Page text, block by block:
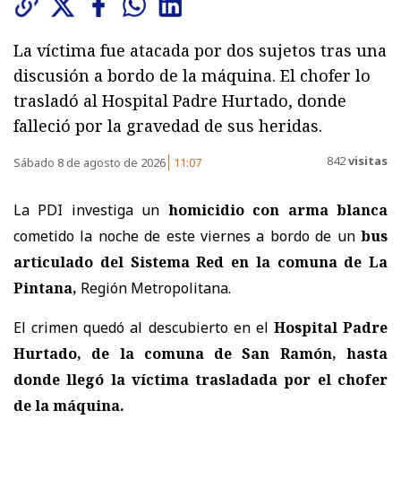
La víctima fue atacada por dos sujetos tras una
discusión a bordo de la máquina. El chofer lo
trasladó al Hospital Padre Hurtado, donde
falleció por la gravedad de sus heridas.
Sábado 8 de agosto de 2026 11:07 842visitas
La PDI investiga un homicidio con arma blanca
cometido la noche de este viernes a bordo de un bus
articulado del Sistema Red en la comuna de La
Pintana, Región Metropolitana.
El crimen quedó al descubierto en el Hospital Padre
Hurtado, de la comuna de San Ramón, hasta
donde llegó la víctima trasladada por el chofer
de la máquina.